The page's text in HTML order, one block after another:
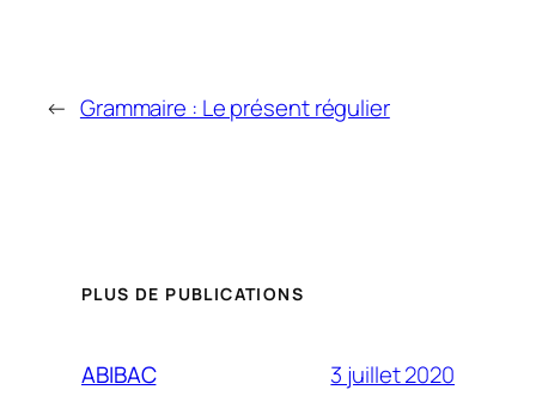
← Grammaire : Le présent régulier
PLUS DE PUBLICATIONS
ABIBAC 3 juillet 2020